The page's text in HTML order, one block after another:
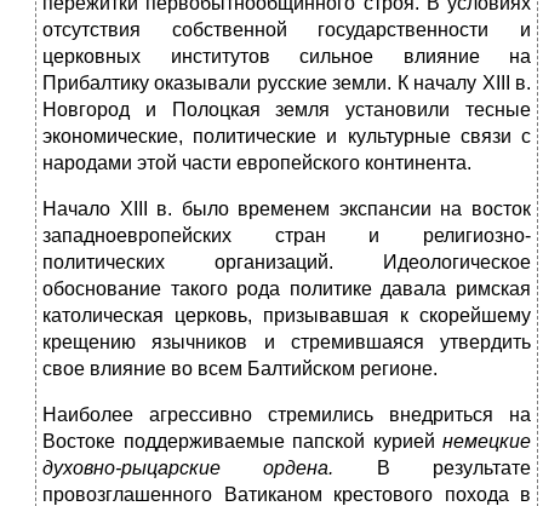
отсутствия собственной государственности и
церковных институтов сильное влияние на
Прибалтику оказывали русские земли. К началу XIII в.
Новгород и Полоцкая земля установили тесные
экономические, политические и культурные связи с
народами этой части европейского континента.
Начало XIII в. было временем экспансии на восток
западноевропейских стран и религиозно-
политических организаций. Идеологическое
обоснование такого рода политике давала римская
католическая церковь, призывавшая к скорейшему
крещению язычников и стремившаяся утвердить
свое влияние во всем Балтийском регионе.
Наиболее агрессивно стремились внедриться на
Востоке поддерживаемые папской курией немецкие
духовно-рыцарские ордена.
В результате
провозглашенного Ватиканом крестового похода в